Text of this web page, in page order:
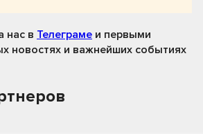
нас в Телеграме и первыми
новостях и важнейших событиях